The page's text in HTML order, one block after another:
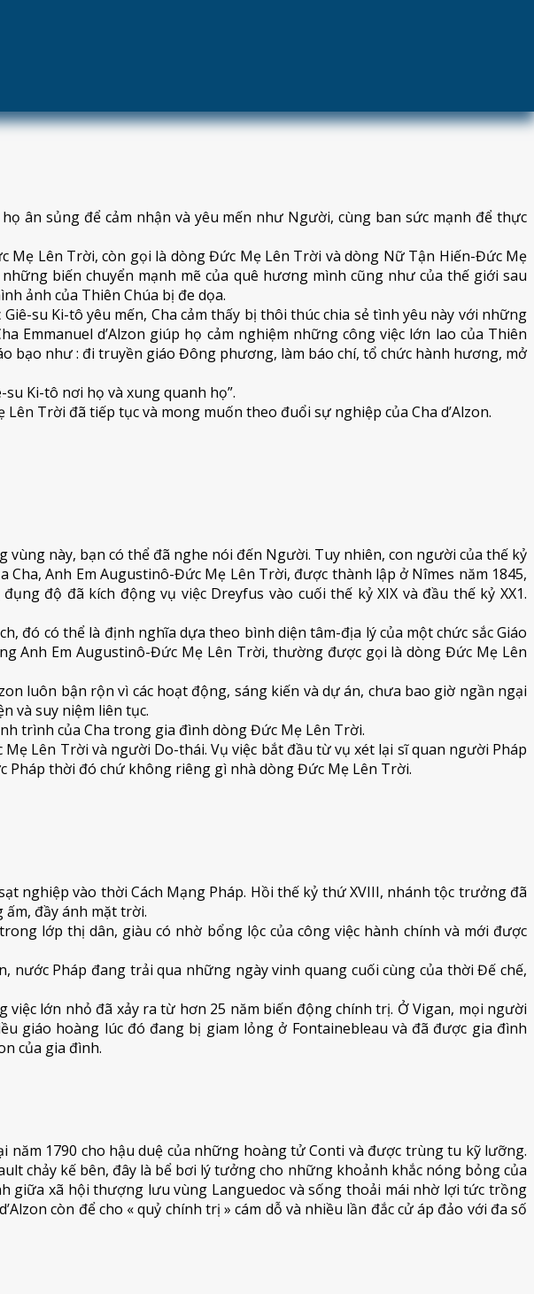
ân sủng để cảm nhận và yêu mến như Người, cùng ban sức mạnh để thực
Mẹ Lên Trời, còn gọi là dòng Đức Mẹ Lên Trời và dòng Nữ Tận Hiến-Đức Mẹ
biến chuyển mạnh mẽ của quê hương mình cũng như của thế giới sau
ảnh của Thiên Chúa bị đe dọa.
su Ki-tô yêu mến, Cha cảm thấy bị thôi thúc chia sẻ tình yêu này với những
Emmanuel d’Alzon giúp họ cảm nghiệm những công việc lớn lao của Thiên
bạo như : đi truyền giáo Đông phương, làm báo chí, tổ chức hành hương, mở
Ki-tô nơi họ và xung quanh họ”.
Trời đã tiếp tục và mong muốn theo đuổi sự nghiệp của Cha d’Alzon.
vùng này, bạn có thể đã nghe nói đến Người. Tuy nhiên, con người của thế kỷ
Anh Em Augustinô-Đức Mẹ Lên Trời, được thành lập ở Nîmes năm 1845,
độ đã kích động vụ việc Dreyfus vào cuối thế kỷ XIX và đầu thế kỷ XX1.
đó có thể là định nghĩa dựa theo bình diện tâm-địa lý của một chức sắc Giáo
Anh Em Augustinô-Đức Mẹ Lên Trời, thường được gọi là dòng Đức Mẹ Lên
luôn bận rộn vì các hoạt động, sáng kiến và dự án, chưa bao giờ ngần ngại
và suy niệm liên tục.
trình của Cha trong gia đình dòng Đức Mẹ Lên Trời.
Lên Trời và người Do-thái. Vụ việc bắt đầu từ vụ xét lại sĩ quan người Pháp
Pháp thời đó chứ không riêng gì nhà dòng Đức Mẹ Lên Trời.
nghiệp vào thời Cách Mạng Pháp. Hồi thế kỷ thứ XVIII, nhánh tộc trưởng đã
đầy ánh mặt trời.
lớp thị dân, giàu có nhờ bổng lộc của công việc hành chính và mới được
nước Pháp đang trải qua những ngày vinh quang cuối cùng của thời Đế chế,
lớn nhỏ đã xảy ra từ hơn 25 năm biến động chính trị. Ở Vigan, mọi người
giáo hoàng lúc đó đang bị giam lỏng ở Fontainebleau và đã được gia đình
của gia đình.
năm 1790 cho hậu duệ của những hoàng tử Conti và được trùng tu kỹ lưỡng.
chảy kế bên, đây là bể bơi lý tưởng cho những khoảnh khắc nóng bỏng của
giữa xã hội thượng lưu vùng Languedoc và sống thoải mái nhờ lợi tức trồng
còn để cho « quỷ chính trị » cám dỗ và nhiều lần đắc cử áp đảo với đa số